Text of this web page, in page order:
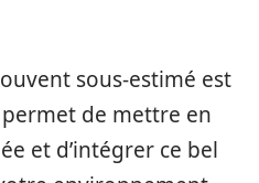
sous-estimé est
de mettre en
et d’intégrer ce bel